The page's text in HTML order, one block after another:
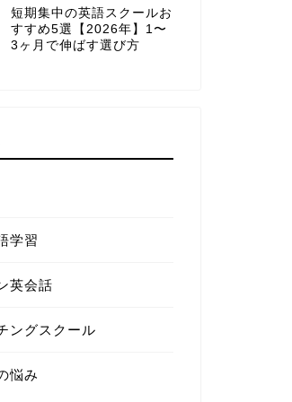
短期集中の英語スクールお
すすめ5選【2026年】1〜
3ヶ月で伸ばす選び方
学習
英会話
ングスクール
悩み